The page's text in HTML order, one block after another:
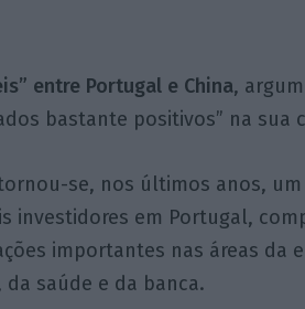
entre Portugal e China,
bastante positivos” na sua
se, nos últimos anos,
investidores em Portugal,
importantes nas áreas da
da saúde e da banca.